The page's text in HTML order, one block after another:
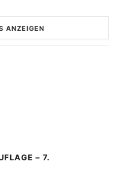
ANZEIGEN
– 7.